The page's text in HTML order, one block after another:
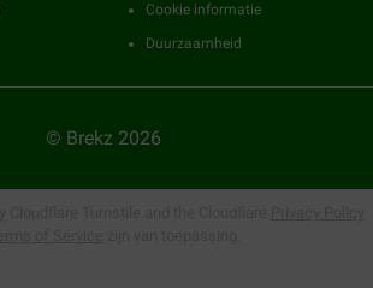
Cookie informatie
Duurzaamheid
© Brekz 2026